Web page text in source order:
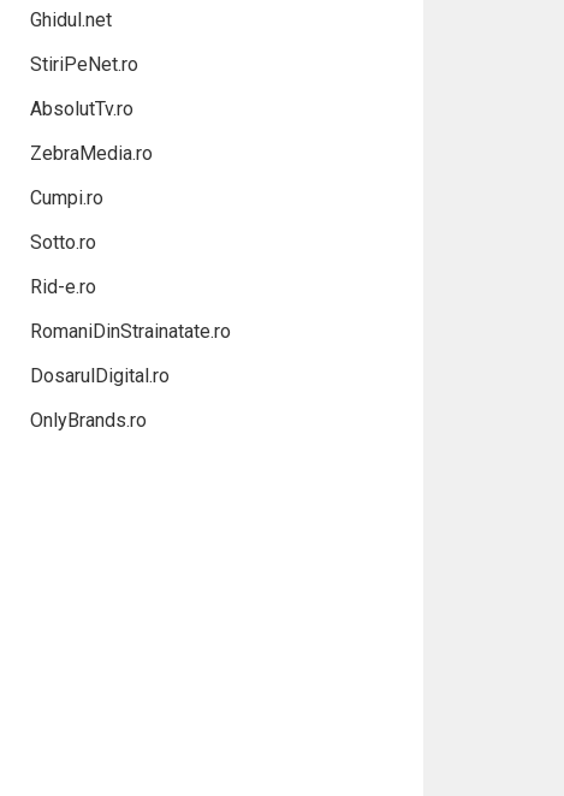
Ghidul.net
StiriPeNet.ro
AbsolutTv.ro
ZebraMedia.ro
Cumpi.ro
Sotto.ro
Rid-e.ro
RomaniDinStrainatate.ro
DosarulDigital.ro
OnlyBrands.ro